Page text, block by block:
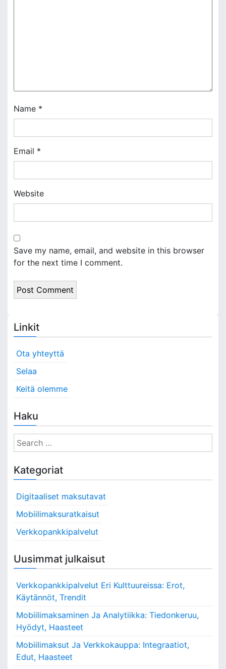
o
n
Name *
Email *
Website
Save my name, email, and website in this browser
for the next time I comment.
Linkit
Ota yhteyttä
Selaa
Keitä olemme
Haku
S
e
a
r
h
Kategoriat
Digitaaliset maksutavat
Mobiilimaksuratkaisut
Verkkopankkipalvelut
Uusimmat julkaisut
Verkkopankkipalvelut Eri Kulttuureissa: Erot,
Käytännöt, Trendit
Mobiilimaksaminen Ja Analytiikka: Tiedonkeruu,
Hyödyt, Haasteet
Mobiilimaksut Ja Verkkokauppa: Integraatiot,
Edut, Haasteet